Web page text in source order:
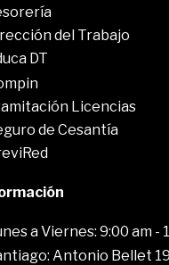
del Trabajo
DT
Licencias
de Cesantía
a Viernes: 9:00 am -
Antonio Bellet